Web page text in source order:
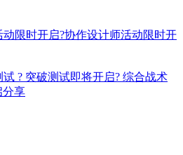
限时开启?协作设计师活动限时开
? 突破测试即将开启? 综合战术
分享